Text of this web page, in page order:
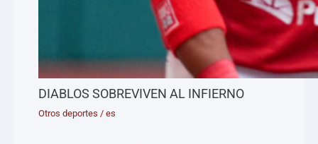
DIABLOS SOBREVIVEN AL INFIERNO
Otros deportes /es